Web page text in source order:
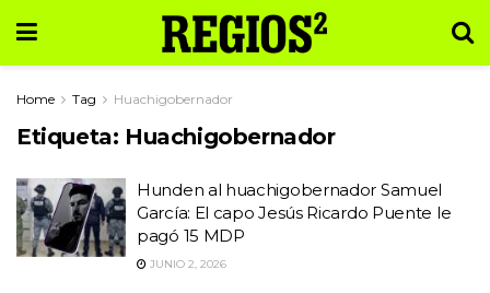
Home Tag Huachigobernador
Etiqueta: Huachigobernador
Hunden al huachigobernador Samuel
García: El capo Jesús Ricardo Puente le
pagó 15 MDP
JUNIO 2, 2026